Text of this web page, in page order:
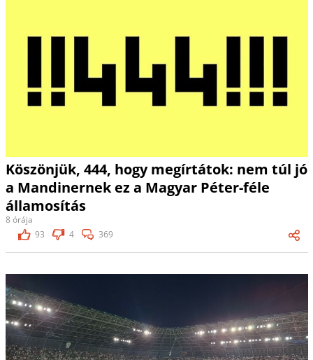
Köszönjük, 444, hogy megírtátok: nem túl jó
a Mandinernek ez a Magyar Péter-féle
államosítás
8 órája
93
4 369